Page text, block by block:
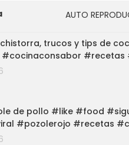
AUTO
trucos y tips de
#recetas
de pollo #like #food
#pozolerojo #recetas